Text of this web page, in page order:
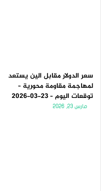
سعر الدولار مقابل الين يستعد
لمهاجمة مقاومة محورية –
توقعات اليوم – 23-03-2026
مارس 23, 2026